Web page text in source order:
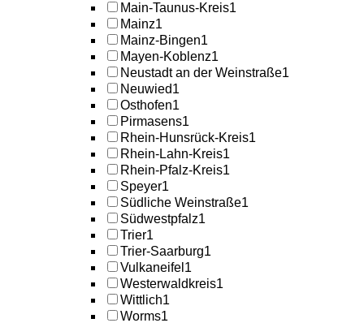
Main-Taunus-Kreis1
Mainz1
Mainz-Bingen1
Mayen-Koblenz1
Neustadt an der Weinstraße1
Neuwied1
Osthofen1
Pirmasens1
Rhein-Hunsrück-Kreis1
Rhein-Lahn-Kreis1
Rhein-Pfalz-Kreis1
Speyer1
Südliche Weinstraße1
Südwestpfalz1
Trier1
Trier-Saarburg1
Vulkaneifel 1
Westerwaldkreis1
Wittlich1
Worms1